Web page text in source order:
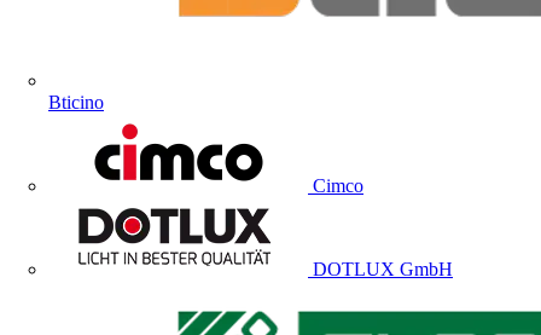
Bticino
Cimco
DOTLUX GmbH